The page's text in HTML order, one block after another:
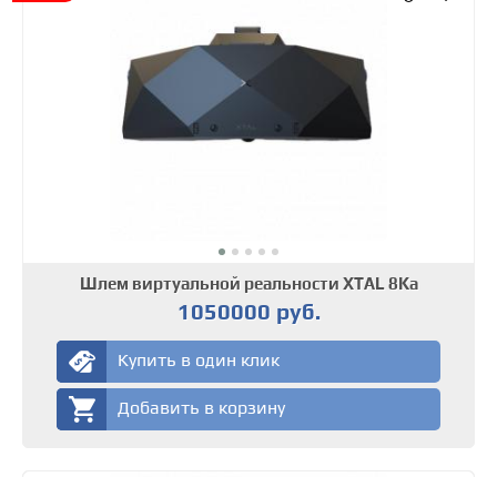
Шлем виртуальной реальности XTAL 8Kа
1050000 руб.
Купить в один клик
Добавить в корзину